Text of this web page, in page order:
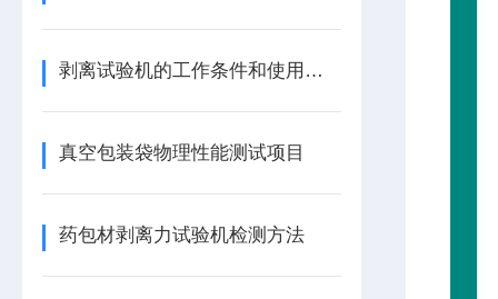
剥离试验机的工作条件和使用注意事项
真空包装袋物理性能测试项目
药包材剥离力试验机检测方法